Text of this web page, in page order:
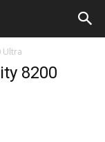
Ultra
8200